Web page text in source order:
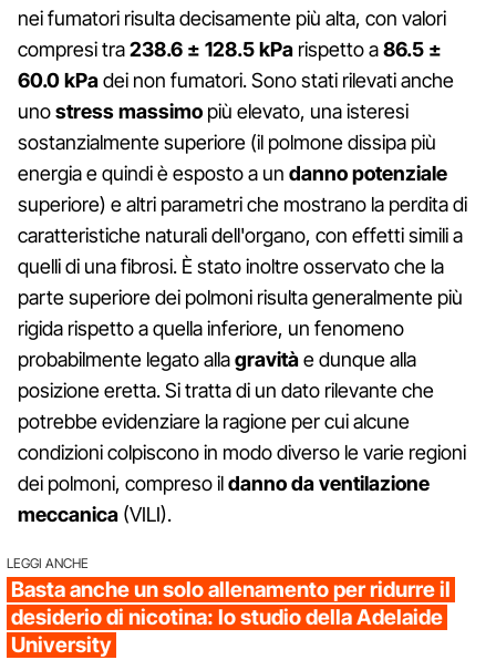
nei fumatori risulta decisamente più alta, con valori
compresi tra238.6 ± 128.5 kPa rispetto a86.5 ±
60.0 kPadei non fumatori. Sono stati rilevati anche
unostress massimo più elevato, una isteresi
sostanzialmente superiore (il polmone dissipa più
energia e quindi è esposto a un danno potenziale
superiore) e altri parametri che mostrano la perdita di
caratteristiche naturali dell'organo, con effetti simili a
quelli di una fibrosi. È stato inoltre osservato che la
parte superiore dei polmoni risulta generalmente più
rigida rispetto a quella inferiore, un fenomeno
probabilmente legato allagravitàe dunque alla
posizione eretta. Si tratta di un dato rilevante che
potrebbe evidenziare la ragione per cui alcune
condizioni colpiscono in modo diverso le varie regioni
dei polmoni, compreso ildanno da ventilazione
meccanica (VILI).
LEGGI ANCHE
Basta anche un solo allenamento per ridurre il
desiderio di nicotina: lo studio della Adelaide
University